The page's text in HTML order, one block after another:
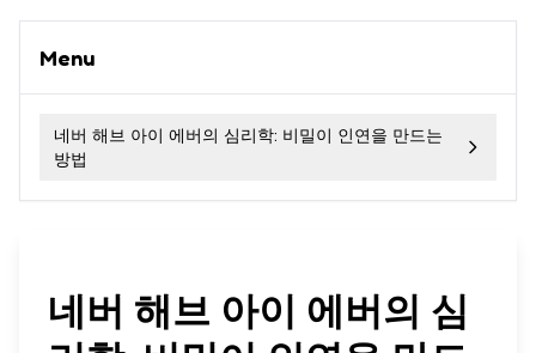
Menu
네버 해브 아이 에버의 심리학: 비밀이 인연을 만드는
방법
네버 해브 아이 에버의 심